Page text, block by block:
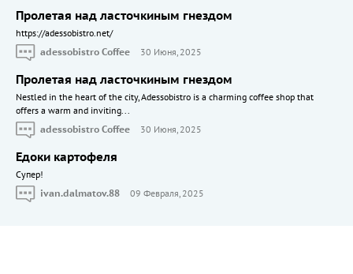
Пролетая над ласточкиным гнездом
https://adessobistro.net/
adessobistro Coffee
30 Июня, 2025
Пролетая над ласточкиным гнездом
Nestled in the heart of the city, Adessobistro is a charming coffee shop that
offers a warm and inviting...
adessobistro Coffee
30 Июня, 2025
Едоки картофеля
Cупер!
ivan.dalmatov.88
09 Февраля, 2025